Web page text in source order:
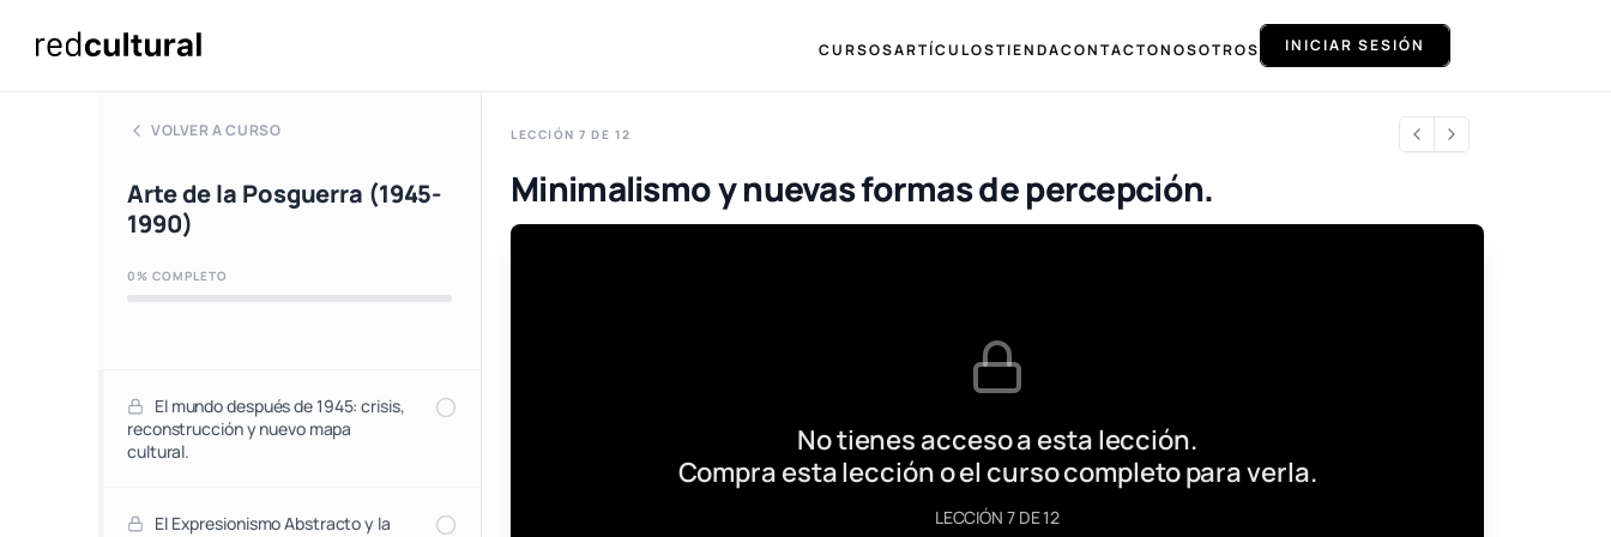
CURSOSARTÍCULOSTIENDACONTACTONOSOTROS INICIAR SESIÓN
VOLVER A CURSO
Arte de la Posguerra (1945-
1990)
0% COMPLETO
El mundo después de 1945: crisis,
reconstrucción y nuevo mapa
cultural.
El Expresionismo Abstracto y la
LECCIÓN 7 DE 12
Minimalismo y nuevas formas de percepción.
No tienes acceso a esta lección.
Compra esta lección o el curso completo para verla.
LECCIÓN 7 DE 12